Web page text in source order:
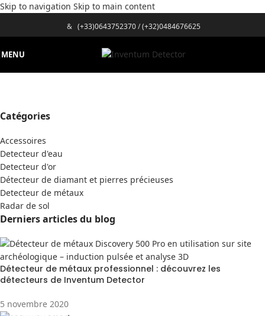
Skip to navigation Skip to main content
& (+33)0643752370/(+32)0484676625
MENU
Catégories
Accessoires
Detecteur d'eau
Detecteur d'or
Détecteur de diamant et pierres précieuses
Detecteur de métaux
Radar de sol
Derniers articles du blog
Détecteur de métaux professionnel : découvrez les
détecteurs de Inventum Detector
5 novembre 2020